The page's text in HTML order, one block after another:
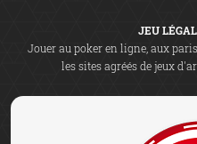
JEU
Jouer au poker en ligne, aux
les sites agréés de jeux